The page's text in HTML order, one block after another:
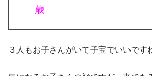
歳
３人もお子さんがいて子宝でいいです